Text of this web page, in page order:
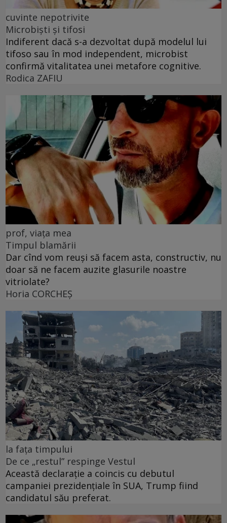
cuvinte nepotrivite
Microbiști și tifosi
Indiferent dacă s-a dezvoltat după modelul lui
tifoso sau în mod independent, microbist
confirmă vitalitatea unei metafore cognitive.
Rodica ZAFIU
prof, viața mea
Timpul blamării
Dar cînd vom reuși să facem asta, constructiv, nu
doar să ne facem auzite glasurile noastre
vitriolate?
Horia CORCHEŞ
la fața timpului
De ce „restul” respinge Vestul
Această declarație a coincis cu debutul
campaniei prezidențiale în SUA, Trump fiind
candidatul său preferat.